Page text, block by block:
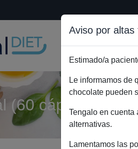
Inicio
(60 cápsulas)
Aviso por
Estimado/a
Le informamos de
chocolate pueden
Tengalo en cuenta
alternativas.
Lamentamos las